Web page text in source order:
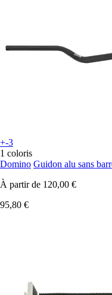
+-3
1 coloris
Domino Guidon alu sans
À partir de 120,00 €
95,80 €